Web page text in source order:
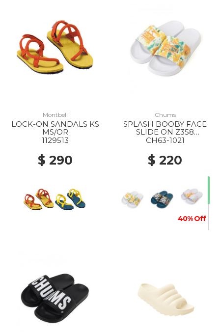
Montbell
LOCK-ON SANDALS KS
MS/OR
1129513
$ 290
Chums
SPLASH BOOBY FACE
SLIDE ON Z358
CANYON-DYE
CH63-1021
$ 220
40% Off